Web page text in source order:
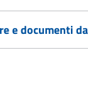
e documenti